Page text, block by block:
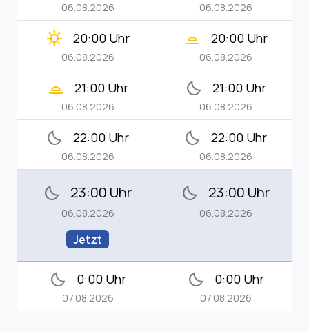
06.08.2026 06.08.2026
clear_day 20:00 Uhr
06.08.2026
wb_twilight_2 20:00 Uhr
06.08.2026
wb_twilight_2 21:00 Uhr
06.08.2026
bedtime 21:00 Uhr
06.08.2026
bedtime 22:00 Uhr
06.08.2026
bedtime 22:00 Uhr
06.08.2026
bedtime 23:00 Uhr
06.08.2026
Jetzt
bedtime 23:00 Uhr
06.08.2026
bedtime 0:00 Uhr
07.08.2026
bedtime 0:00 Uhr
07.08.2026